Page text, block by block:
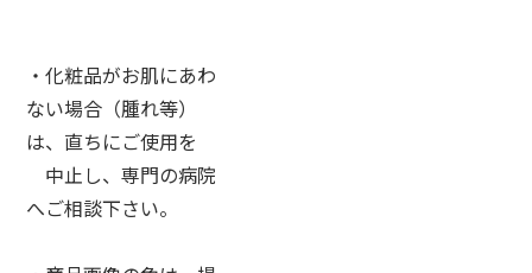
・化粧品がお肌にあわ
ない場合（腫れ等）
は、直ちにご使用を
中止し、専門の病院
へご相談下さい。